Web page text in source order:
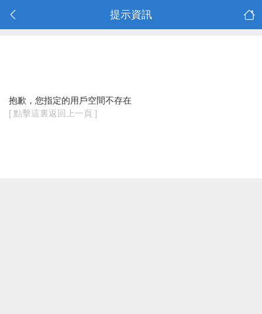
提示資訊
抱歉，您指定的用戶空間不存在
[ 點擊這裏返回上一頁 ]